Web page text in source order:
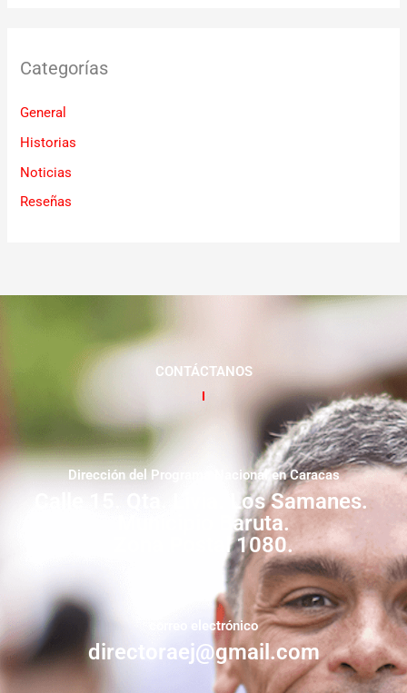
Categorías
General
Historias
Noticias
Reseñas
CONTÁCTANOS
Dirección del Programa Nacional en Caracas
Calle 15. Qta. Livia. Los Samanes.
Municipio Baruta.
Zona Postal 1080.
correo electrónico
directoraej@gmail.com